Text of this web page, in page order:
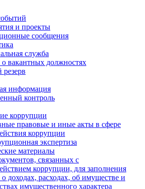
и проекты
сообщения
служба
вакантных должностях
информация
контроль
коррупции
правовые и иные акты в сфере
коррупции
экспертиза
материалы
связанных с
коррупции, для заполнения
доходах, расходах, об имуществе и
имущественного характера